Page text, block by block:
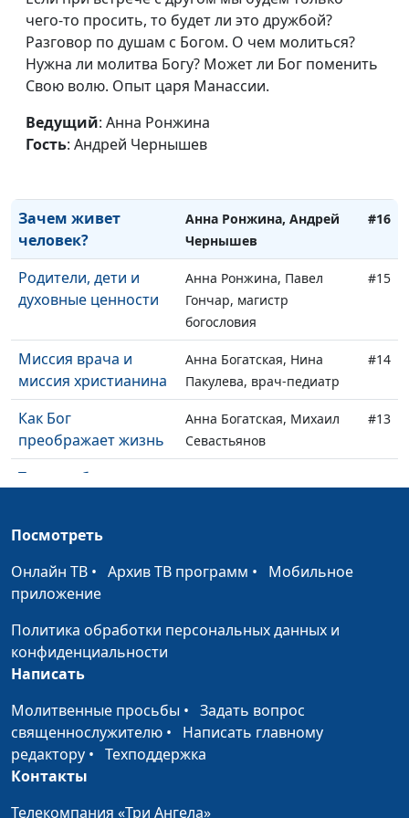
чего-то просить, то будет ли это дружбой?
Разговор по душам с Богом. О чем молиться?
Нужна ли молитва Богу? Может ли Бог поменить
Свою волю. Опыт царя Манассии.
Ведущий: Анна Ронжина
Гость: Андрей Чернышев
Что значит
Крещение Господне?
Юлия Уткина, Николай
Кунцевич,
священнослужитель и
Елена Варнавская
Как я избавился от
страха смерти
Анна Богатская, Эдуард
Егизарян, преподаватель
Зачем живет
человек?
Анна Ронжина, Андрей
Чернышев
#16
Родители, дети и
духовные ценности
Анна Ронжина, Павел
Гончар, магистр
богословия
#15
Миссия врача и
миссия христианина
Анна Богатская, Нина
Пакулева, врач-педиатр
#14
Как Бог
преображает жизнь
Анна Богатская, Михаил
Севастьянов
#13
То, что объединяет
Любовь всё
ревность становится
признаком любви
священнослужитель и
Любовь всему верит.
Что люди хотят
получить на Новый
год
Юлия Уткина, Николай
Елена Варнавская
Психология и вера:
где искать опору?
Анна Ронжина, Ольга
Аванесова, психолог
Мое прошлое
Посмотреть
Онлайн ТВ • Архив ТВ программ • Мобильное
приложение
Политика обработки персональных данных и
конфиденциальности
Написать
Молитвенные просьбы • Задать вопрос
священнослужителю • Написать главному
редактору • Техподдержка
Контакты
Телекомпания «Три Ангела»